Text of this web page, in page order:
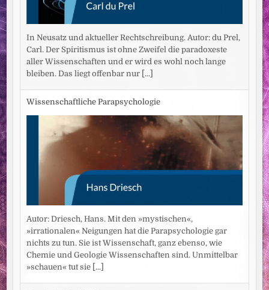
In Neusatz und aktueller Rechtschreibung. Autor: du Prel,
Carl. Der Spiritismus ist ohne Zweifel die paradoxeste
aller Wissenschaften und er wird es wohl noch lange
bleiben. Das liegt offenbar nur [...]
Wissenschaftliche Parapsychologie
Autor: Driesch, Hans. Mit den »mystischen«,
»irrationalen« Neigungen hat die Parapsychologie gar
nichts zu tun. Sie ist Wissenschaft, ganz ebenso, wie
Chemie und Geologie Wissenschaften sind. Unmittelbar
»schauen« tut sie [...]